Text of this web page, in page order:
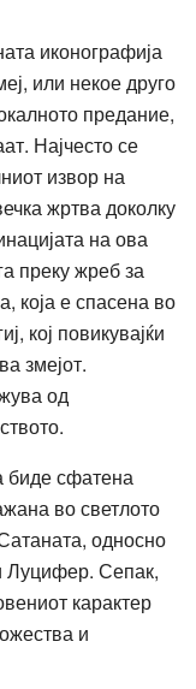
иконографија
или некое друго
предание,
Најчесто се
извор на
жртва доколку
на ова
преку жреб за
која е спасена во
кој повикувајќи
змејот.
од
биде сфатена
во светлото
односно
Луцифер. Сепак,
карактер
и